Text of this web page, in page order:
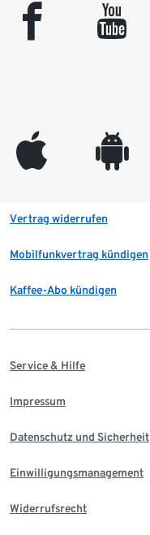
facebook youtube
appleinc android
Vertrag widerrufen
Mobilfunkvertrag kündigen
Kaffee-Abo kündigen
Service & Hilfe
Impressum
Datenschutz und Sicherheit
Einwilligungsmanagement
Widerrufsrecht